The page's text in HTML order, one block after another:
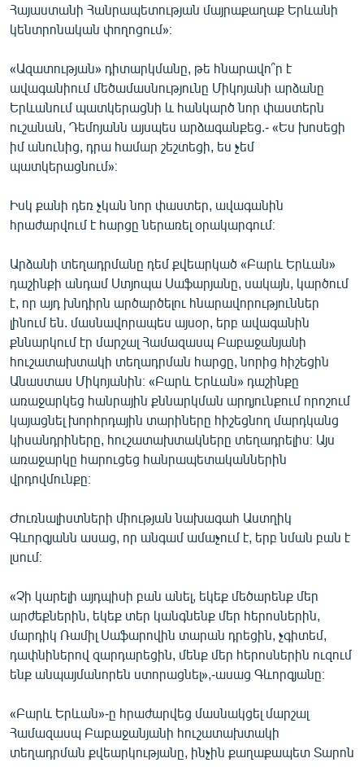
Հայաստանի Հանրապետության մայրաքաղաք Երևանի
կենտրոնական փողոցում»։
«Ազատության» դիտարկմանը, թե հնարավո՞ր է
ավագանիում մեծամասնությունը Միկոյանի արձանը
Երևանում պատկերացնի և հանկարծ նոր փաստերն
ուշանան, Դեմոյանն այսպես արձագանքեց.- «Ես խոսեցի
իմ անունից, դրա համար շեշտեցի, ես չեմ
պատկերացնում»։
Իսկ քանի դեռ չկան նոր փաստեր, ավագանին
հրաժարվում է հարցը ներառել օրակարգում։
Արձանի տեղադրմանը դեմ քվեարկած «Բարև Երևան»
դաշինքի անդամ Ստյոպա Սաֆարյանը, սակայն, կարծում
է, որ այդ խնդիրն արծարծելու հնարավորություններ
լինում են. մասնավորապես այսօր, երբ ավագանին
քննարկում էր մարշալ Համազասպ Բաբաջանյանի
հուշատախտակի տեղադրման հարցը, նորից հիշեցին
Անաստաս Միկոյանին։ «Բարև Երևան» դաշինքը
առաջարկեց հանրային քննարկման արդյունքում որոշում
կայացնել խորհրդային տարիները հիշեցնող մարդկանց
կիսանդրիները, հուշատախտակները տեղադրելիս։ Այս
առաջարկը հարուցեց հանրապետականներին
վրդովմունքը։
Ժուռնալիստների միության նախագահ Աստղիկ
Գևորգյանն ասաց, որ անգամ ամաչում է, երբ նման բան է
լսում։
«Չի կարելի այդպիսի բան անել, եկեք մեծարենք մեր
արժեքներին, եկեք տեր կանգնենք մեր հերոսներին,
մարդիկ Ռամիլ Սաֆարովին տարան դրեցին, չգիտեմ,
դափնիներով զարդարեցին, մենք մեր հերոսներին ուզում
ենք անպայմանորեն ստորացնել»,-ասաց Գևորգյանը։
«Բարև Երևան»-ը հրաժարվեց մասնակցել մարշալ
Համազասպ Բաբաջանյանի հուշատախտակի
տեղադրման քվեարկությանը, ինչին քաղաքապետ Տարոն